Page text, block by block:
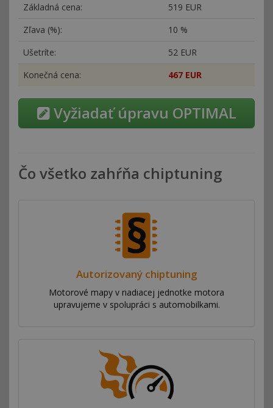
Základná cena:
519 EUR
Zľava (%):
10 %
Ušetríte:
52 EUR
Konečná cena:
467 EUR
Vyžiadať úpravu OPTIMAL
Čo všetko zahŕňa chiptuning
Autorizovaný chiptuning
Motorové mapy v riadiacej jednotke motora
upravujeme v spolupráci s automobilkami.